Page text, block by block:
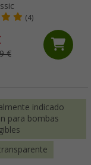
(4)
€
indicado
para bombas